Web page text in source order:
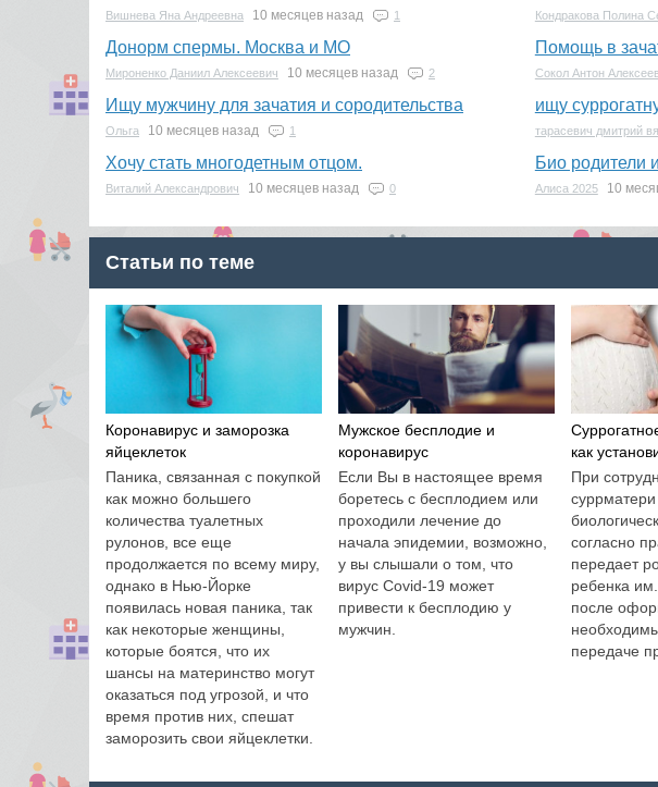
Вишнева Яна Андреевна 10 месяцев назад 1 Кондракова Полина
Донорм спермы. Москва и МО
Мироненко Даниил Алексеевич 10 месяцев назад 2
Помощь в
Сокол Антон
Ищу мужчину для зачатия и сородительства
Ольга 10 месяцев назад 1
ищу
тарасевич дмитрий
Хочу стать многодетным отцом.
Виталий Александрович 10 месяцев назад 0
Био родители
Алиса 2025 10
Статьи по теме
Коронавирус и заморозка
яйцеклеток
Паника, связанная с покупкой
как можно большего
количества туалетных
рулонов, все еще
продолжается по всему миру,
однако в Нью-Йорке
появилась новая паника, так
как некоторые женщины,
которые боятся, что их
шансы на материнство могут
оказаться под угрозой, и что
время против них, спешат
заморозить свои яйцеклетки.
Мужское бесплодие и
коронавирус
Если Вы в настоящее время
боретесь с бесплодием или
проходили лечение до
начала эпидемии, возможно,
у вы слышали о том, что
вирус Covid-19 может
привести к бесплодию у
мужчин.
как
При
суррматери
согласно
передает
ребенка
после
передаче